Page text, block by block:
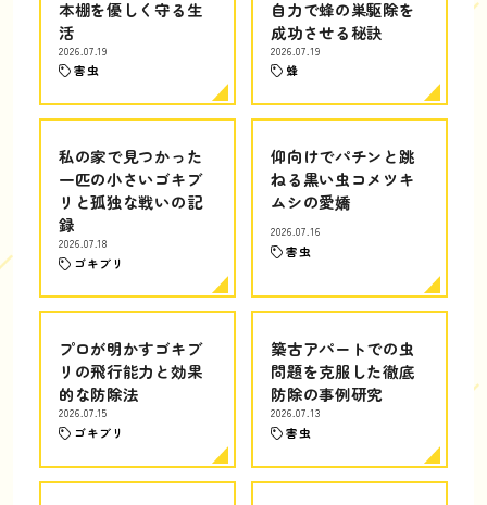
本棚を優しく守る生
活
2026.07.19
害虫
自力で蜂の巣駆除を
成功させる秘訣
2026.07.19
蜂
私の家で見つかった
一匹の小さいゴキブ
リと孤独な戦いの記
録
2026.07.18
ゴキブリ
仰向けでパチンと跳
ねる黒い虫コメツキ
ムシの愛嬌
2026.07.16
害虫
プロが明かすゴキブ
リの飛行能力と効果
的な防除法
2026.07.15
ゴキブリ
築古アパートでの虫
問題を克服した徹底
防除の事例研究
2026.07.13
害虫